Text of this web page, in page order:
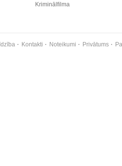
Kriminālfilma
Kontakti Noteikumi Privātums